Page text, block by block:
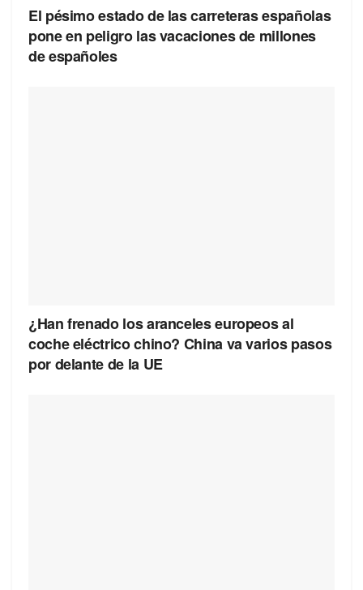
El pésimo estado de las carreteras españolas
pone en peligro las vacaciones de millones
de españoles
¿Han frenado los aranceles europeos al
coche eléctrico chino? China va varios pasos
por delante de la UE